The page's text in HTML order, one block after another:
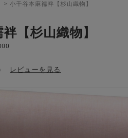
> 小千谷本麻襦袢【杉山織物】
【杉山織物】
レビューを見る